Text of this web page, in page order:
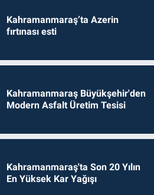
Kahramanmaraş’ta Azerin
fırtınası esti
Kahramanmaraş Büyükşehir'den
Modern Asfalt Üretim Tesisi
Kahramanmaraş'ta Son 20 Yılın
En Yüksek Kar Yağışı